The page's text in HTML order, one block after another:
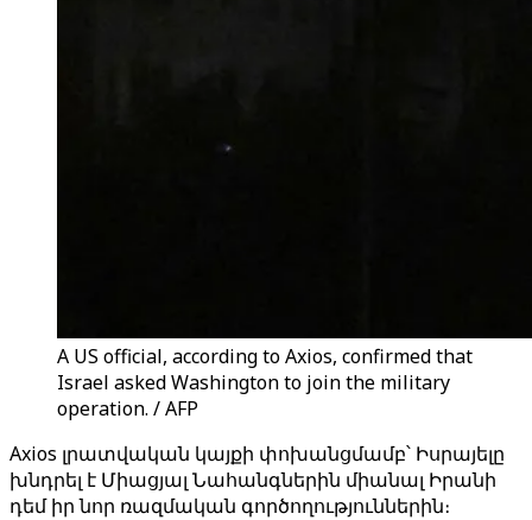
A US official, according to Axios, confirmed that
Israel asked Washington to join the military
operation. / AFP
Axios լրատվական կայքի փոխանցմամբ՝ Իսրայելը
խնդրել է Միացյալ Նահանգներին միանալ Իրանի
դեմ իր նոր ռազմական գործողություններին։